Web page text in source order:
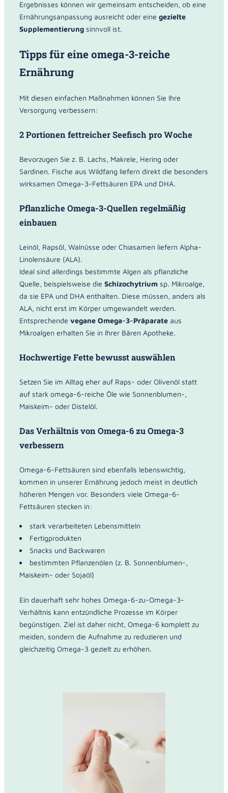
Ergebnisses können wir gemeinsam entscheiden, ob eine
Ernährungsanpassung ausreicht oder eine gezielte
Supplementierung sinnvoll ist.
Tipps für eine omega-3-reiche
Ernährung
Mit diesen einfachen Maßnahmen können Sie Ihre
Versorgung verbessern:
2 Portionen fettreicher Seefisch pro Woche
Bevorzugen Sie z. B. Lachs, Makrele, Hering oder
Sardinen. Fische aus Wildfang liefern direkt die besonders
wirksamen Omega-3-Fettsäuren EPA und DHA.
Pflanzliche Omega-3-Quellen regelmäßig
einbauen
Leinöl, Rapsöl, Walnüsse oder Chiasamen liefern Alpha-
Linolensäure (ALA).
Ideal sind allerdings bestimmte Algen als pflanzliche
Quelle, beispielsweise die Schizochytrium sp. Mikroalge,
da sie EPA und DHA enthalten. Diese müssen, anders als
ALA, nicht erst im Körper umgewandelt werden.
Entsprechende vegane Omega-3-Präparate aus
Mikroalgen erhalten Sie in Ihrer Bären Apotheke.
Hochwertige Fette bewusst auswählen
Setzen Sie im Alltag eher auf Raps- oder Olivenöl statt
auf stark omega-6-reiche Öle wie Sonnenblumen-,
Maiskeim- oder Distelöl.
Das Verhältnis von Omega-6 zu Omega-3
verbessern
Omega-6-Fettsäuren sind ebenfalls lebenswichtig,
kommen in unserer Ernährung jedoch meist in deutlich
höheren Mengen vor. Besonders viele Omega-6-
Fettsäuren stecken in:
stark verarbeiteten Lebensmitteln
Fertigprodukten
Snacks und Backwaren
bestimmten Pflanzenölen (z. B. Sonnenblumen-,
Maiskeim- oder Sojaöl)
Ein dauerhaft sehr hohes Omega-6-zu-Omega-3-
Verhältnis kann entzündliche Prozesse im Körper
begünstigen. Ziel ist daher nicht, Omega-6 komplett zu
meiden, sondern die Aufnahme zu reduzieren und
gleichzeitig Omega-3 gezielt zu erhöhen.